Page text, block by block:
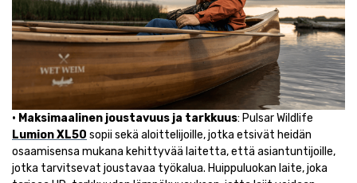
• Maksimaalinen joustavuus ja tarkkuus: Pulsar Wildlife
Lumion XL50 sopii sekä aloittelijoille, jotka etsivät heidän
osaamisensa mukana kehittyvää laitetta, että asiantuntijoille,
jotka tarvitsevat joustavaa työkalua. Huippuluokan laite, joka